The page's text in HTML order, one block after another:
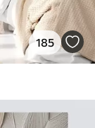
185